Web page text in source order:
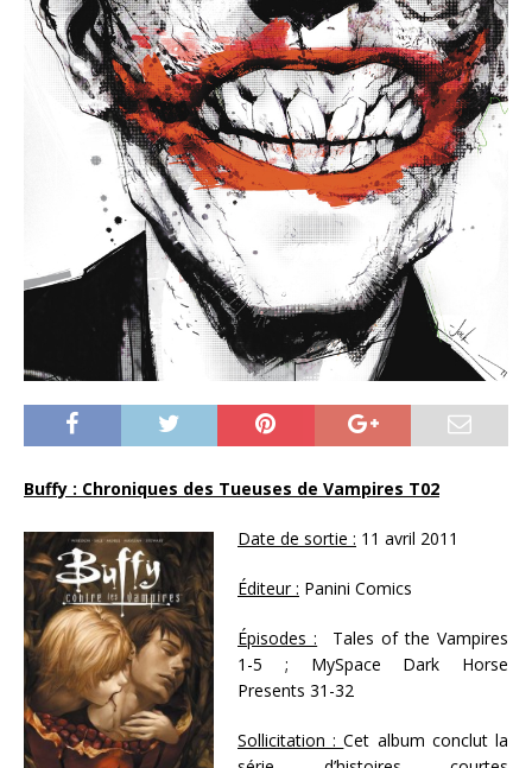
Buffy : Chroniques des Tueuses de Vampires T02
Date de sortie : 11 avril 2011
Éditeur : Panini Comics
Épisodes : Tales of the Vampires
1-5 ; MySpace Dark Horse
Presents 31-32
Sollicitation :Cet album conclut la